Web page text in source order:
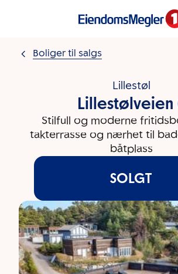
Boliger til salgs
Lillestøl
Lillestølveien
Stilfull og moderne
takterrasse og nærhet til
båtplass
SOLGT